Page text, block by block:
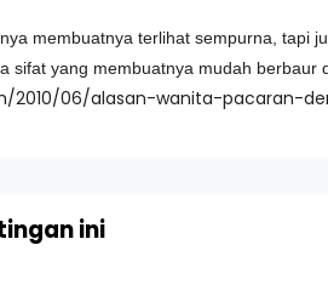
membuatnya terlihat sempurna, tapi
sifat yang membuatnya mudah berbaur
2010/06/alasan-wanita-pacaran-
ini